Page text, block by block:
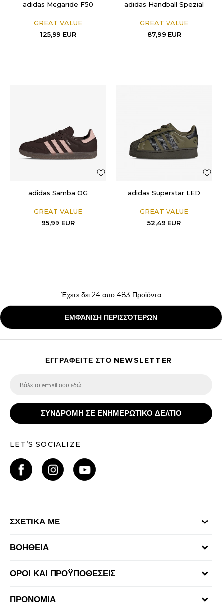
adidas Megaride F50
GREAT VALUE
125,99 EUR
adidas Handball Spezial
GREAT VALUE
87,99 EUR
adidas Samba OG
GREAT VALUE
95,99 EUR
adidas Superstar LED
GREAT VALUE
52,49 EUR
Έχετε δει 24απο 483 Προϊόντα
ΕΜΦΆΝΙΣΗ ΠΕΡΙΣΣΌΤΕΡΩΝ
ΕΓΓΡΑΦΕΙΤΕ ΣΤΟ NEWSLETTER
ΣΥΝΔΡΟΜΗ ΣΕ ΕΝΗΜΕΡΩΤΙΚΟ ΔΕΛΤΙΟ
LET’S SOCIALIZE
ΣΧΕΤΙΚΑ ΜΕ
Καταστήματα
ΒΟΗΘΕΙΑ
Αποστολή & Παράδοση
ΟΡΟΙ ΚΑΙ ΠΡΟΫΠΟΘΕΣΕΙΣ
ΠΡΟΝΟΜΙΑ